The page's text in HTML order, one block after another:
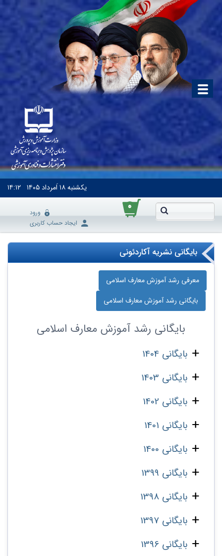
یکشنبه۱۸ اَمرداد ۱۴۰۵ ۱۴:۱۲
۰
ورود
ایجاد حساب کاربری
بایگانی نشریه آکاردئونی
معرفی رشد آموزش معارف اسلامی
بایگانی رشد آموزش معارف اسلامی
بایگانی رشد آموزش معارف اسلامی
بایگانی 1404
بایگانی 1403
بایگانی 1402
بایگانی 1401
بایگانی 1400
بایگانی 1399
بایگانی 1398
بایگانی 1397
بایگانی 1396